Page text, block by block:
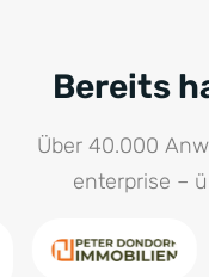
Bereits
Über 40.000
enterprise –